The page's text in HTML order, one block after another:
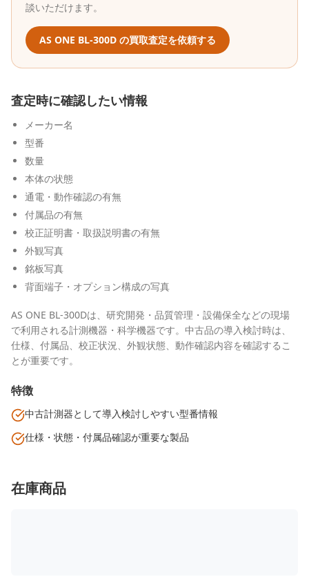
談いただけます。
AS ONE BL-300D の買取査定を依頼する
査定時に確認したい情報
メーカー名
型番
数量
本体の状態
通電・動作確認の有無
付属品の有無
校正証明書・取扱説明書の有無
外観写真
銘板写真
背面端子・オプション構成の写真
AS ONE BL-300Dは、研究開発・品質管理・設備保全などの現場
で利用される計測機器・科学機器です。中古品の導入検討時は、
仕様、付属品、校正状況、外観状態、動作確認内容を確認するこ
とが重要です。
特徴
中古計測器として導入検討しやすい型番情報
仕様・状態・付属品確認が重要な製品
在庫商品